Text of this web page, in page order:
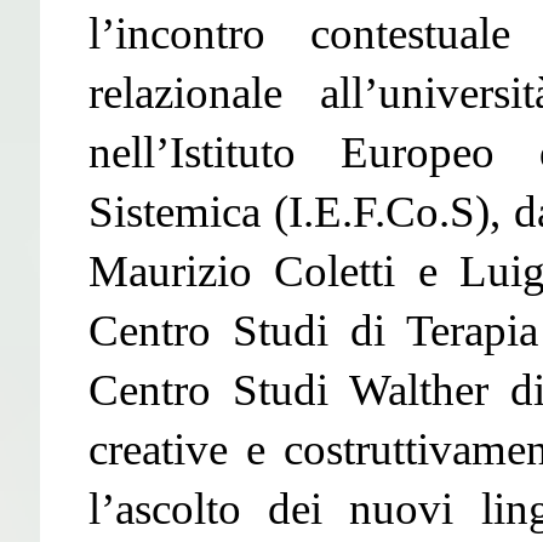
l’incontro
relazionale
nell’Istituto
Sistemica (I.E.F.Co.S),
Maurizio Coletti e
Centro Studi di
Centro Studi Walther
creative e
l’ascolto dei nuovi